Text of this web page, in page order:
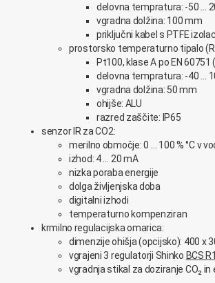
delovna tempratura: -50 …
vgradna dolžina: 100 mm
priključni kabel s PTFE
prostorsko temperaturno tipalo
Pt100, klase A po EN
delovna tempratura: -40 …
vgradna dolžina: 50 mm
ohijše: ALU
razred zaščite: IP65
senzor IR za CO2:
merilno območje: 0 … 100 % °C v
izhod: 4 … 20 mA
nizka poraba energije
dolga življenjska doba
digitalni izhodi
temperaturno kompenziran
krmilno regulacijska omarica:
dimenzije ohišja (opcijsko): 400 x
vgrajeni 3 regulatorji Shinko BCS
vgradnja stikal za doziranje CO₂ in